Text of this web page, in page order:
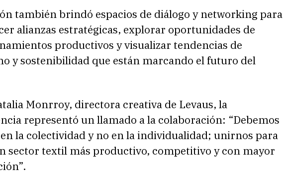
también brindó espacios de diálogo y networking para
alianzas estratégicas, explorar oportunidades de
productivos y visualizar tendencias de
y sostenibilidad que están marcando el futuro del
Monrroy, directora creativa de Levaus, la
representó un llamado a la colaboración: “Debemos
la colectividad y no en la individualidad; unirnos para
sector textil más productivo, competitivo y con mayor